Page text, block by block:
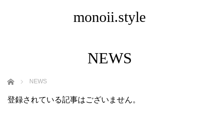
monoii.style
NEWS
ホーム NEWS
登録されている記事はございません。